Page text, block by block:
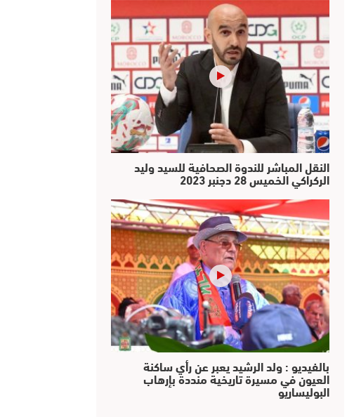
النقل المباشر للندوة الصحافية للسيد وليد
الركراكي الخميس 28 دجنبر 2023
بالفيديو : ولد الرشيد يعبر عن رأي ساكنة
العيون في مسيرة تاريخية منددة بإرهاب
البوليساريو